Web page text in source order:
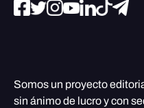
Somos un proyecto
sin ánimo de lucro y con